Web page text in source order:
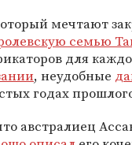
мечтают
семью
для
, неудобные
годах
австралиец